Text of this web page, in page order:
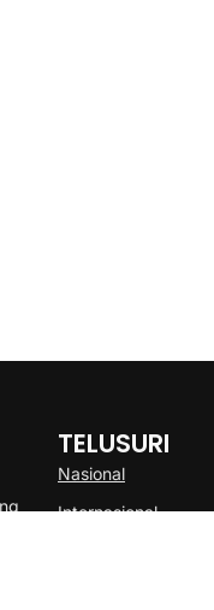
TELUSURI
Nasional
Internasional